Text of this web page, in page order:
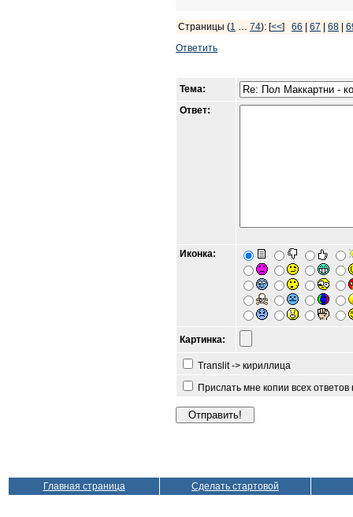
Страницы (1 … 74): [<<] 66 67 68
Ответить
Тема:
Ответ:
Иконка:
Картинка:
Translit -> кириллица
Прислать мне копии всех
Главная страница Сделать стартовой